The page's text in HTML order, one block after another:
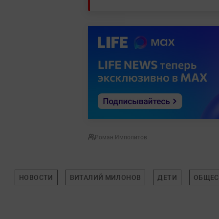
Роман Имполитов
НОВОСТИ ВИТАЛИЙ МИЛОНОВ ДЕТИ